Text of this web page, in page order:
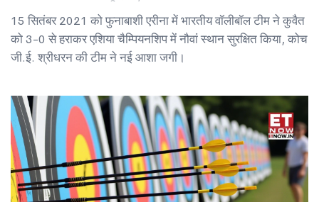
15 सितंबर 2021 को फुनाबाशी एरीना में भारतीय वॉलीबॉल टीम ने कुवैत
को 3-0 से हराकर एशिया चैम्पियनशिप में नौवां स्थान सुरक्षित किया, कोच
जी.ई. श्रीधरन की टीम ने नई आशा जगी।